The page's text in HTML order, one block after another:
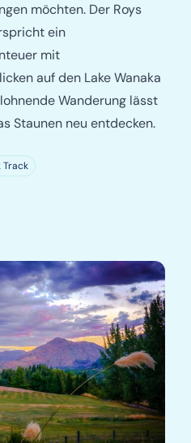
möchten. Der Roys
ein
mit
auf den Lake Wanaka
Wanderung lässt
Staunen neu entdecken.
Track